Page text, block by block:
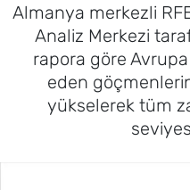
Almanya merkezli
Analiz Merkezi
rapora göre
eden
yükselerek tüm